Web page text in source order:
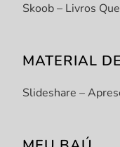
Skoob – Livros
MATERIAL
Slideshare –